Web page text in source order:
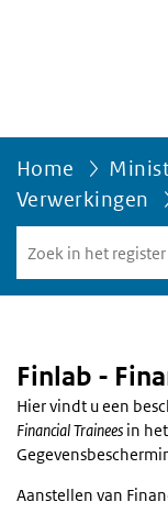
Home
Verwerkingen
in
het
Finlab -
Hier vindt u een
Financial Trainees in
Aanstellen van